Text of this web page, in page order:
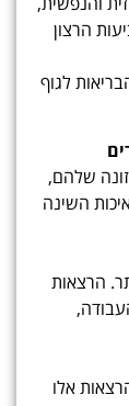
הרצון
לגוף
שלהם,
השינה
הרצאות
אלו